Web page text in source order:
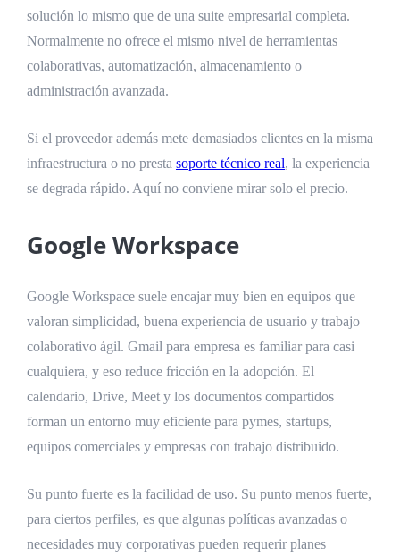
solución lo mismo que de una suite empresarial completa.
Normalmente no ofrece el mismo nivel de herramientas
colaborativas, automatización, almacenamiento o
administración avanzada.
Si el proveedor además mete demasiados clientes en la misma
infraestructura o no presta soporte técnico real, la experiencia
se degrada rápido. Aquí no conviene mirar solo el precio.
Google Workspace
Google Workspace suele encajar muy bien en equipos que
valoran simplicidad, buena experiencia de usuario y trabajo
colaborativo ágil. Gmail para empresa es familiar para casi
cualquiera, y eso reduce fricción en la adopción. El
calendario, Drive, Meet y los documentos compartidos
forman un entorno muy eficiente para pymes, startups,
equipos comerciales y empresas con trabajo distribuido.
Su punto fuerte es la facilidad de uso. Su punto menos fuerte,
para ciertos perfiles, es que algunas políticas avanzadas o
necesidades muy corporativas pueden requerir planes